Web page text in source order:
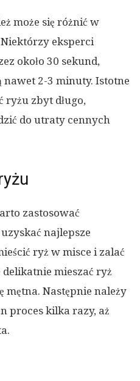
może się różnić w
eksperci
około 30 sekund,
2-3 minuty. Istotne
ryżu zbyt długo,
do utraty cennych
zastosować
najlepsze
ryż w misce i zalać
delikatnie mieszać ryż
mętna. Następnie należy
proces kilka razy, aż